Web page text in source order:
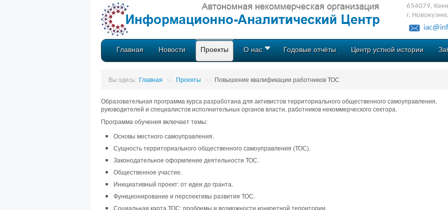
654079,
г.
Главная Новости Проекты О нас Годовые отчёты Центр устной истории
Вы здесь: Главная >> Проекты >> Повышение квалификации работников ТОС
Образовательная программа курса разработана для активистов территориального общественного самоуправления,
руководителей и специалистов исполнительных органов власти, работников некоммерческого сектора.
Программа обучения включает темы:
Основы местного самоуправления.
Сущность территориального общественного самоуправления (ТОС).
Законодательное оформление деятельности ТОС.
Общественное участие.
Инициативный проект: от идеи до гранта.
Функционирование и перспективы развития ТОС.
Социальная карта ТОС: проблемы и возможности конкретной территории.